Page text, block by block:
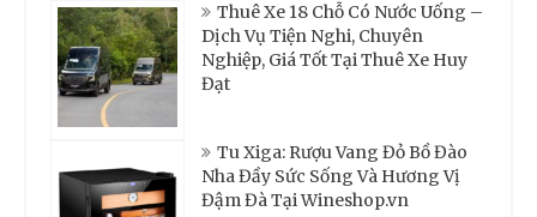
Thuê Xe 18 Chỗ Có Nước Uống –
Dịch Vụ Tiện Nghi, Chuyên
Nghiệp, Giá Tốt Tại Thuê Xe Huy
Đạt
Tu Xiga: Rượu Vang Đỏ Bồ Đào
Nha Đầy Sức Sống Và Hương Vị
Đậm Đà Tại Wineshop.vn